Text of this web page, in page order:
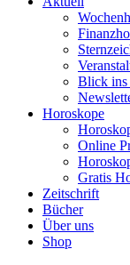
Blick ins
Horoskope
Online
Gratis
Zeitschrift
Bücher
Über uns
Shop